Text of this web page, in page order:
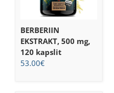
BERBERIIN
EKSTRAKT, 500 mg,
120 kapslit
53.00€